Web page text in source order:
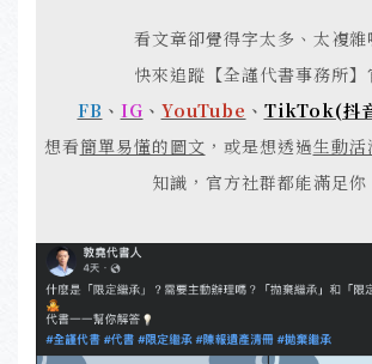
看文章卻覺得字太多、太複雜
快來追蹤【全謹代書事務所】
FB 、 IG 、 YouTube 、 TikTok(抖
想看簡單易懂的圖文 ，或是想透過生動活
知識，官方社群都能滿足你